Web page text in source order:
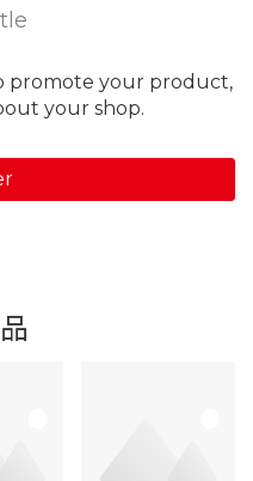
promote your product,
your shop.